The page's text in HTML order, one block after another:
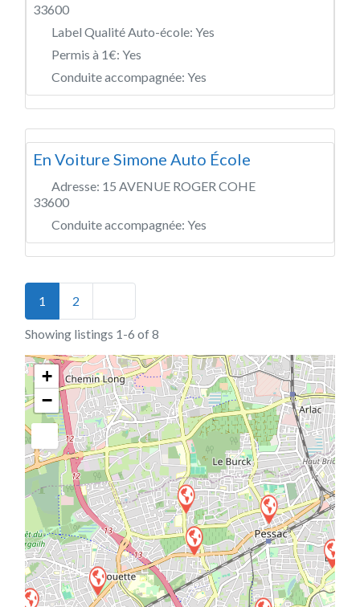
33600
Label Qualité Auto-école: Yes
Permis à 1€: Yes
Conduite accompagnée: Yes
En Voiture Simone Auto École
Adresse: 15 AVENUE ROGER COHE
33600
Conduite accompagnée: Yes
Posts navigation
1 2
Showing listings 1-6 of 8
+
−